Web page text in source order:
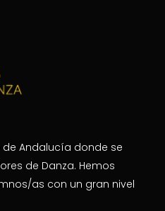
de Andalucía donde se
de Danza. Hemos
as con un gran nivel